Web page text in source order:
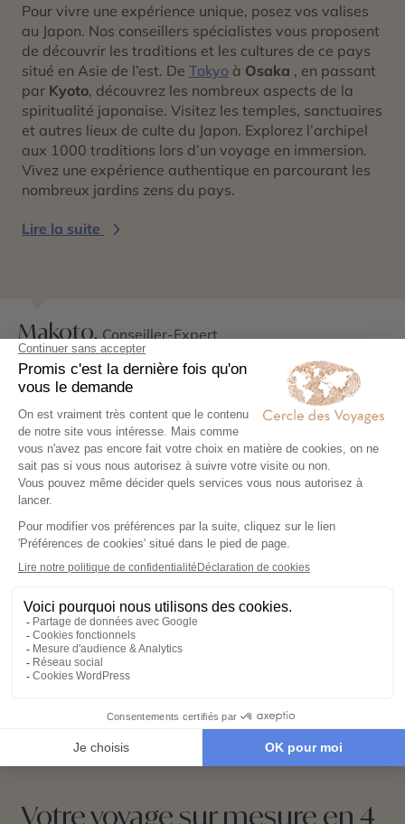
Pour vivre une expérience unique, posez vos valises
au Japon. Nos conseillers spécialistes vous proposent
de découvrir les traditions et les cultures de ce pays
situé en Asie de l’est. De Tokyo à Osaka , en passant
par Kyoto, découvrez les nombreux aspects de la
spiritualité japonaise. Visitez les temples, sanctuaires
et autres lieux de culte du Japon. Explorez l’archipel
aux 1000 traditions lors d’un voyage en immersion.
Vivez une expérience authentique en parcourant les
nombreux jardins zens du pays.
Lire la suite
Makoto, Conseiller-Expert
Découvrez le portrait de
Makoto
Votre voyage sur mesure en 4